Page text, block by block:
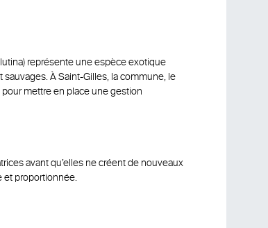
représente une espèce exotique
À Saint-Gilles, la commune, le
mettre en place une gestion
avant qu’elles ne créent de nouveaux
et proportionnée.